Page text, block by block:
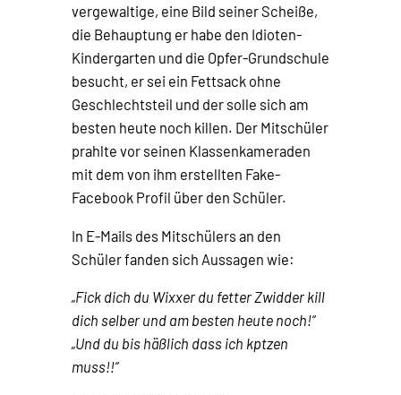
vergewaltige, eine Bild seiner Scheiße,
die Behauptung er habe den Idioten-
Kindergarten und die Opfer-Grundschule
besucht, er sei ein Fettsack ohne
Geschlechtsteil und der solle sich am
besten heute noch killen. Der Mitschüler
prahlte vor seinen Klassenkameraden
mit dem von ihm erstellten Fake-
Facebook Profil über den Schüler.
In E-Mails des Mitschülers an den
Schüler fanden sich Aussagen wie:
„Fick dich du Wixxer du fetter Zwidder kill
dich selber und am besten heute noch!“
„Und du bis häßlich dass ich kptzen
muss!!“